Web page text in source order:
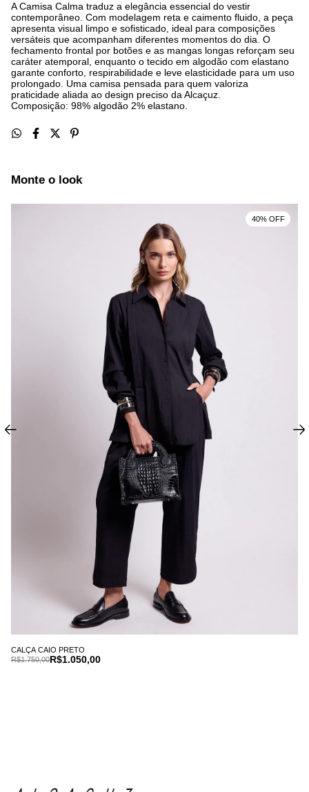
A Camisa Calma traduz a elegância essencial do vestir
contemporâneo. Com modelagem reta e caimento fluido, a peça
apresenta visual limpo e sofisticado, ideal para composições
versáteis que acompanham diferentes momentos do dia. O
fechamento frontal por botões e as mangas longas reforçam seu
caráter atemporal, enquanto o tecido em algodão com elastano
garante conforto, respirabilidade e leve elasticidade para um uso
prolongado. Uma camisa pensada para quem valoriza
praticidade aliada ao design preciso da Alcaçuz.
Composição: 98% algodão 2% elastano.
Monte o look
CALÇA CAIO PRETO
R$1.050,00
R$1.750,00
40% OFF